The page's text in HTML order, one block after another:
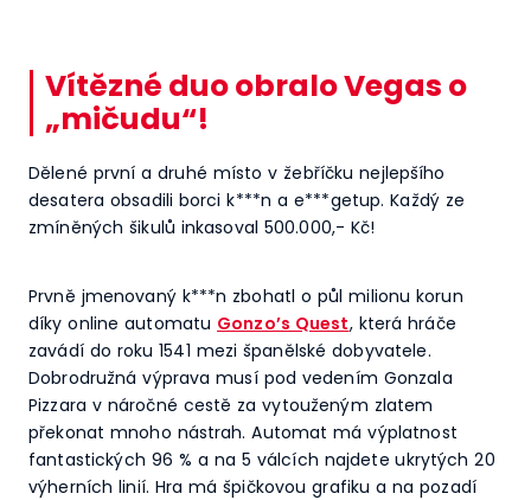
Vítězné duo obralo Vegas o
„mičudu“!
Dělené první a druhé místo v žebříčku nejlepšího
desatera obsadili borci k***n a e***getup. Každý ze
zmíněných šikulů inkasoval 500.000,- Kč!
Prvně jmenovaný k***n zbohatl o půl milionu korun
díky online automatu Gonzo’s Quest, která hráče
zavádí do roku 1541 mezi španělské dobyvatele.
Dobrodružná výprava musí pod vedením Gonzala
Pizzara v náročné cestě za vytouženým zlatem
překonat mnoho nástrah. Automat má výplatnost
fantastických 96 % a na 5 válcích najdete ukrytých 20
výherních linií. Hra má špičkovou grafiku a na pozadí